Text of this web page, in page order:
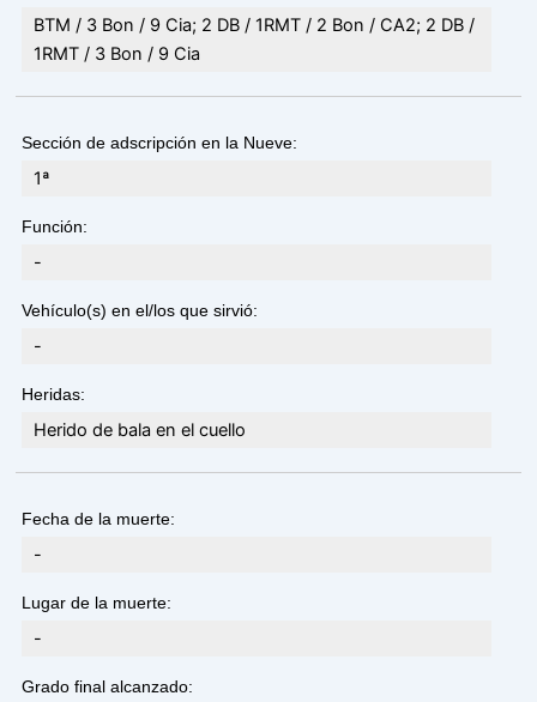
BTM / 3 Bon / 9 Cia; 2 DB / 1RMT / 2 Bon / CA2; 2 DB /
1RMT / 3 Bon / 9 Cia
Sección de adscripción en la Nueve:
1ª
Función:
-
Vehículo(s) en el/los que sirvió:
-
Heridas:
Herido de bala en el cuello
Fecha de la muerte:
-
Lugar de la muerte:
-
Grado final alcanzado: